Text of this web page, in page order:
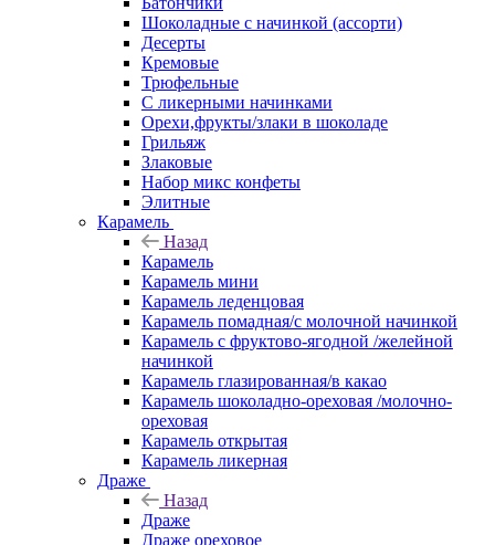
Шоколадные с начинкой (ассорти)
Десерты
Кремовые
Трюфельные
С ликерными начинками
Орехи,фрукты/злаки в шоколаде
Грильяж
Злаковые
Набор микс конфеты
Элитные
Карамель
Назад
Карамель
Карамель мини
Карамель леденцовая
Карамель помадная/с молочной начинкой
Карамель с фруктово-ягодной /желейной
начинкой
Карамель глазированная/в какао
Карамель шоколадно-ореховая /молочно-
ореховая
Карамель открытая
Карамель ликерная
Драже
Назад
Драже
Драже ореховое